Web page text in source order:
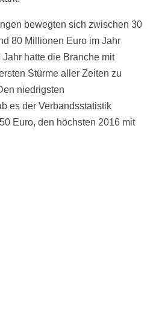
bewegten sich zwischen 30
80 Millionen Euro im Jahr
hatte die Branche mit
Stürme aller Zeiten zu
niedrigsten
es der Verbandsstatistik
Euro, den höchsten 2016 mit